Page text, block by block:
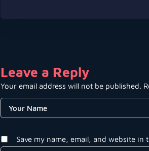
Leave a Reply
Your email address will not be published.
Save my name, email, and website